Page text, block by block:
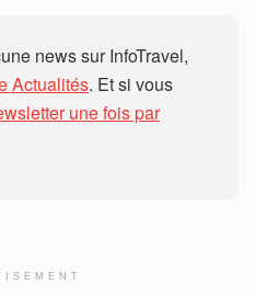
news sur InfoTravel,
Actualités. Et si vous
une fois par